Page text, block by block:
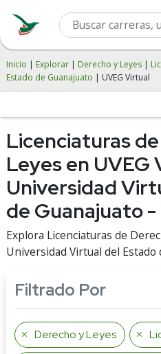
Inicio | Explorar | Derecho y Leyes |
Estado de Guanajuato | UVEG Virtual
Licenciaturas
Leyes en UVEG
Universidad
de Guanajuato -
Explora Licenciaturas de
Universidad Virtual del Estado
Filtrado Por
Derecho y Leyes